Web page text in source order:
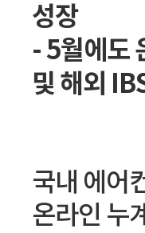
성장
- 5월에도
및 해외
국내 에어
온라인 누